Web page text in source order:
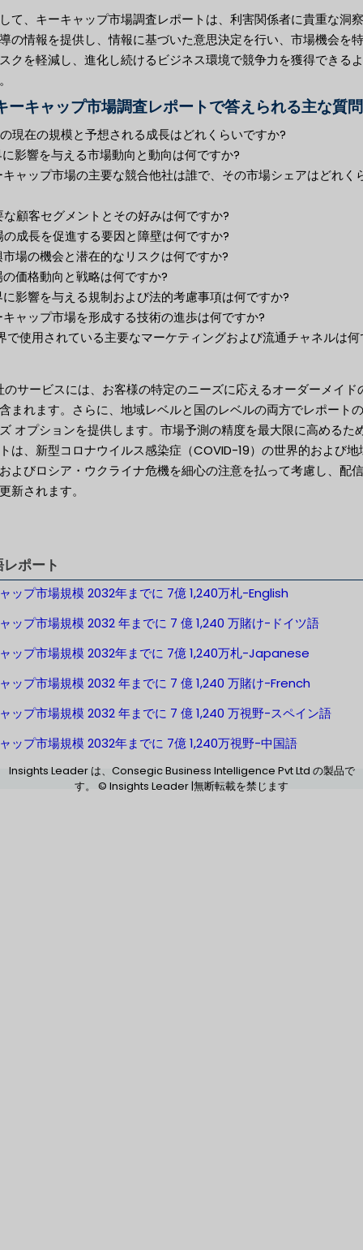
て、キーキャップ市場調査レポートは、利害関係者に貴重な洞
の情報を提供し、情報に基づいた意思決定を行い、市場機会を
クを軽減し、進化し続けるビジネス環境で競争力を獲得できる
ーキャップ市場調査レポートで答えられる主な質
現在の規模と予想される成長はどれくらいですか?
影響を与える市場動向と動向は何ですか?
ャップ市場の主要な競合他社は誰で、その市場シェアはどれく
顧客セグメントとその好みは何ですか?
成長を促進する要因と障壁は何ですか?
場の機会と潜在的なリスクは何ですか?
価格動向と戦略は何ですか?
影響を与える規制および法的考慮事項は何ですか?
ャップ市場を形成する技術の進歩は何ですか?
で使用されている主要なマーケティングおよび流通チャネルは何
のサービスには、お客様の特定のニーズに応えるオーダーメイド
まれます。さらに、地域レベルと国のレベルの両方でレポート
オプションを提供します。市場予測の精度を最大限に高めるた
は、新型コロナウイルス感染症（COVID-19）の世界的および地
よびロシア・ウクライナ危機を細心の注意を払って考慮し、配
新されます。
ポート
ップ市場規模 2032年までに 7億 1,240万札-English
ップ市場規模 2032 年までに 7 億 1,240 万賭け-ドイツ語
ップ市場規模 2032年までに 7億 1,240万札-Japanese
ップ市場規模 2032 年までに 7 億 1,240 万賭け-French
ップ市場規模 2032 年までに 7 億 1,240 万視野-スペイン語
ップ市場規模 2032年までに 7億 1,240万視野-中国語
Insights Leader は、Consegic Business Intelligence Pvt Ltd の製品で
す。 © Insights Leader |無断転載を禁じます